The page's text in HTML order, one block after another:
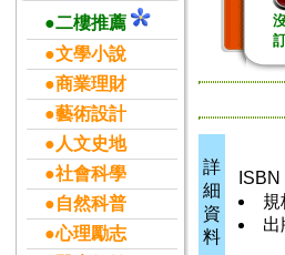
●二樓推薦
●文學小說
●商業理財
●藝術設計
●人文史地
●社會科學
●自然科普
●心理勵志
詳
細
資
料
規
出